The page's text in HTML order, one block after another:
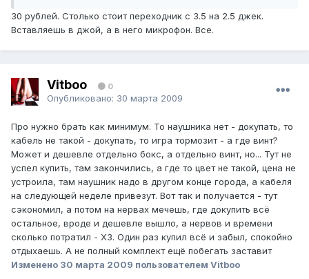
30 рублей. Столько стоит переходник с 3.5 на 2.5 джек.
Вставляешь в джой, а в него микрофон. Все.
Vitboo 0
Опубликовано: 30 марта 2009
Про нужно брать как минимум. То наушника нет - докупать, то
кабель не такой - докупать, то игра тормозит - а где винт?
Может и дешевле отдельно бокс, а отдельно винт, но... Тут не
успел купить, там закончились, а где то цвет не такой, цена не
устроила, там наушник надо в другом конце города, а кабеля
на следующей неделе привезут. Вот так и получается - тут
сэкономил, а потом на нервах мечешь, где докупить всё
остальное, вроде и дешевле вышло, а нервов и времени
сколько потратил - ХЗ. Один раз купил всё и забыл, спокойно
отдыхаешь. А не полный комплект ещё побегать заставит
Изменено 30 марта 2009 пользователем Vitboo